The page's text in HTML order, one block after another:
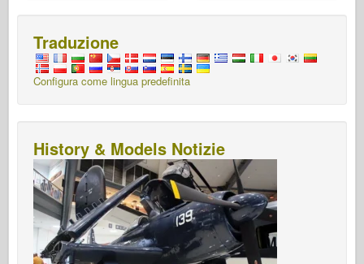
Traduzione
Configura come lingua predefinita
History & Models Notizie